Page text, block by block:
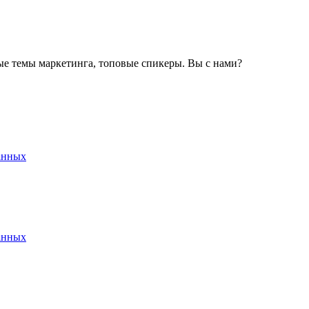
темы маркетинга, топовые спикеры. Вы с нами?